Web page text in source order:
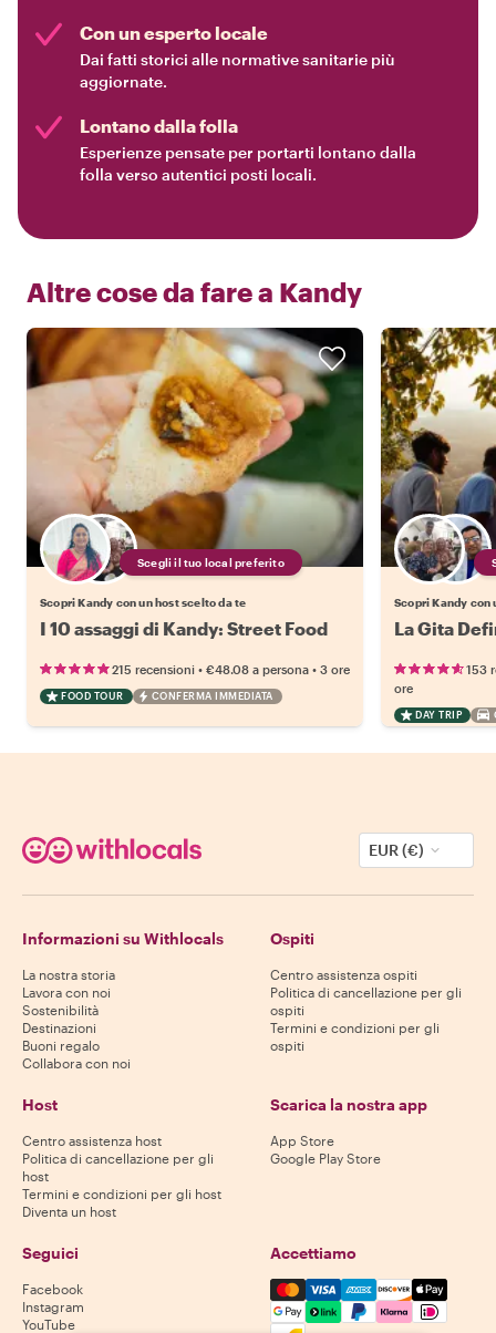
Con un esperto locale
Dai fatti storici alle normative sanitarie più
aggiornate.
Lontano dalla folla
Esperienze pensate per portarti lontano dalla
folla verso autentici posti locali.
Altre cose da fare a Kandy
Scegli il tuo local preferito
Scopri Kandy con un host scelto da te
I 10 assaggi di Kandy: Street Food
215 recensioni • €48.08 a persona • 3 ore
FOOD TOUR CONFERMA IMMEDIATA
Scopri Kandy con
La Gita
153
ore
DAY TRIP
EUR (€)
Informazioni su Withlocals
La nostra storia
Lavora con noi
Sostenibilità
Destinazioni
Buoni regalo
Collabora con noi
Ospiti
Centro assistenza ospiti
Politica di cancellazione per gli
ospiti
Termini e condizioni per gli
ospiti
Host
Centro assistenza host
Politica di cancellazione per gli
host
Termini e condizioni per gli host
Diventa un host
Scarica la nostra app
App Store
Google Play Store
Seguici
Facebook
Instagram
YouTube
Accettiamo
Mastercard, Visa, Amex,